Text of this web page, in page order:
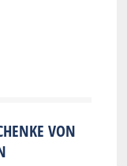
VON